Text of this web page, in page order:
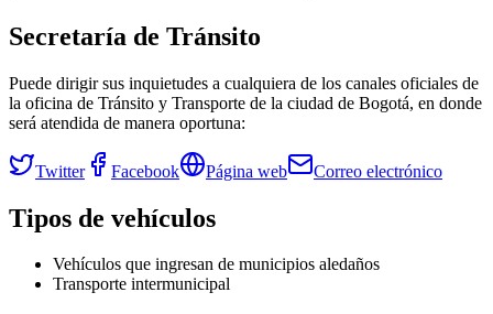
Secretaría de Tránsito
Puede dirigir sus inquietudes a cualquiera de los canales oficiales de
la oficina de Tránsito y Transporte de la ciudad de Bogotá, en donde
será atendida de manera oportuna:
Twitter Facebook Página web Correo electrónico
Tipos de vehículos
Vehículos que ingresan de municipios aledaños
Transporte intermunicipal